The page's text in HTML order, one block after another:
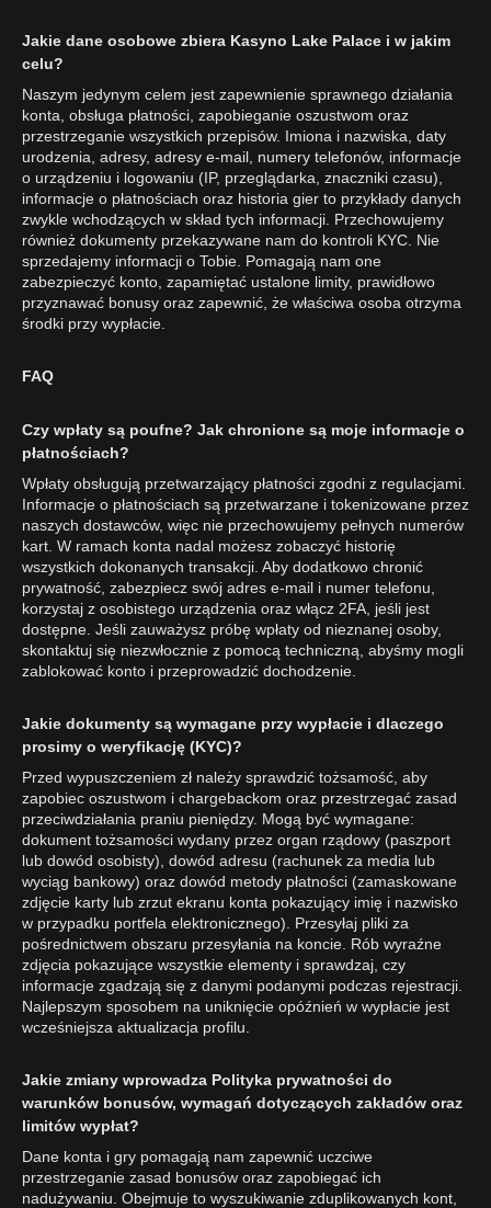
Jakie dane osobowe zbiera Kasyno Lake Palace i w jakim
celu?
Naszym jedynym celem jest zapewnienie sprawnego działania
konta, obsługa płatności, zapobieganie oszustwom oraz
przestrzeganie wszystkich przepisów. Imiona i nazwiska, daty
urodzenia, adresy, adresy e-mail, numery telefonów, informacje
o urządzeniu i logowaniu (IP, przeglądarka, znaczniki czasu),
informacje o płatnościach oraz historia gier to przykłady danych
zwykle wchodzących w skład tych informacji. Przechowujemy
również dokumenty przekazywane nam do kontroli KYC. Nie
sprzedajemy informacji o Tobie. Pomagają nam one
zabezpieczyć konto, zapamiętać ustalone limity, prawidłowo
przyznawać bonusy oraz zapewnić, że właściwa osoba otrzyma
środki przy wypłacie.
FAQ
Czy wpłaty są poufne? Jak chronione są moje informacje o
płatnościach?
Wpłaty obsługują przetwarzający płatności zgodni z regulacjami.
Informacje o płatnościach są przetwarzane i tokenizowane przez
naszych dostawców, więc nie przechowujemy pełnych numerów
kart. W ramach konta nadal możesz zobaczyć historię
wszystkich dokonanych transakcji. Aby dodatkowo chronić
prywatność, zabezpiecz swój adres e-mail i numer telefonu,
korzystaj z osobistego urządzenia oraz włącz 2FA, jeśli jest
dostępne. Jeśli zauważysz próbę wpłaty od nieznanej osoby,
skontaktuj się niezwłocznie z pomocą techniczną, abyśmy mogli
zablokować konto i przeprowadzić dochodzenie.
Jakie dokumenty są wymagane przy wypłacie i dlaczego
prosimy o weryfikację (KYC)?
Przed wypuszczeniem zł należy sprawdzić tożsamość, aby
zapobiec oszustwom i chargebackom oraz przestrzegać zasad
przeciwdziałania praniu pieniędzy. Mogą być wymagane:
dokument tożsamości wydany przez organ rządowy (paszport
lub dowód osobisty), dowód adresu (rachunek za media lub
wyciąg bankowy) oraz dowód metody płatności (zamaskowane
zdjęcie karty lub zrzut ekranu konta pokazujący imię i nazwisko
w przypadku portfela elektronicznego). Przesyłaj pliki za
pośrednictwem obszaru przesyłania na koncie. Rób wyraźne
zdjęcia pokazujące wszystkie elementy i sprawdzaj, czy
informacje zgadzają się z danymi podanymi podczas rejestracji.
Najlepszym sposobem na uniknięcie opóźnień w wypłacie jest
wcześniejsza aktualizacja profilu.
Jakie zmiany wprowadza Polityka prywatności do
warunków bonusów, wymagań dotyczących zakładów oraz
limitów wypłat?
Dane konta i gry pomagają nam zapewnić uczciwe
przestrzeganie zasad bonusów oraz zapobiegać ich
nadużywaniu. Obejmuje to wyszukiwanie zduplikowanych kont,